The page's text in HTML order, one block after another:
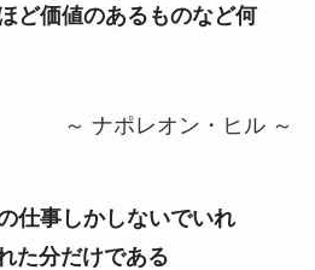
ど価値のあるものなど何
～ ナポレオン・ヒル ～
仕事しかしないでいれ
た分だけである